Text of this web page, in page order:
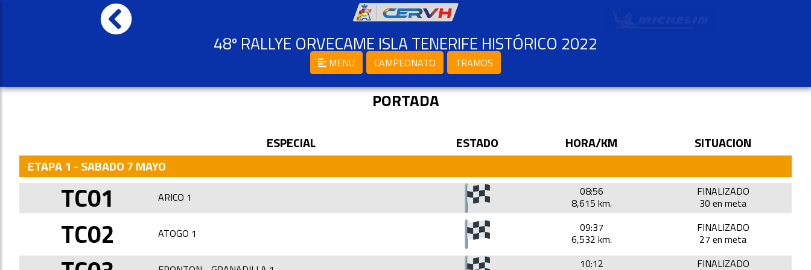
48º RALLYE ORVECAME ISLA TENERIFE HISTÓRICO 2022
MENU CAMPEONATO TRAMOS
PORTADA
ESPECIAL ESTADO HORA/KM
SITUACION
ETAPA 1 - SABADO 7 MAYO
TC01 ARICO 1
08:56
8,615 km.
FINALIZADO
30 en meta
TC02 ATOGO 1
09:37
6,532 km.
FINALIZADO
27 en meta
10:12
FINALIZADO